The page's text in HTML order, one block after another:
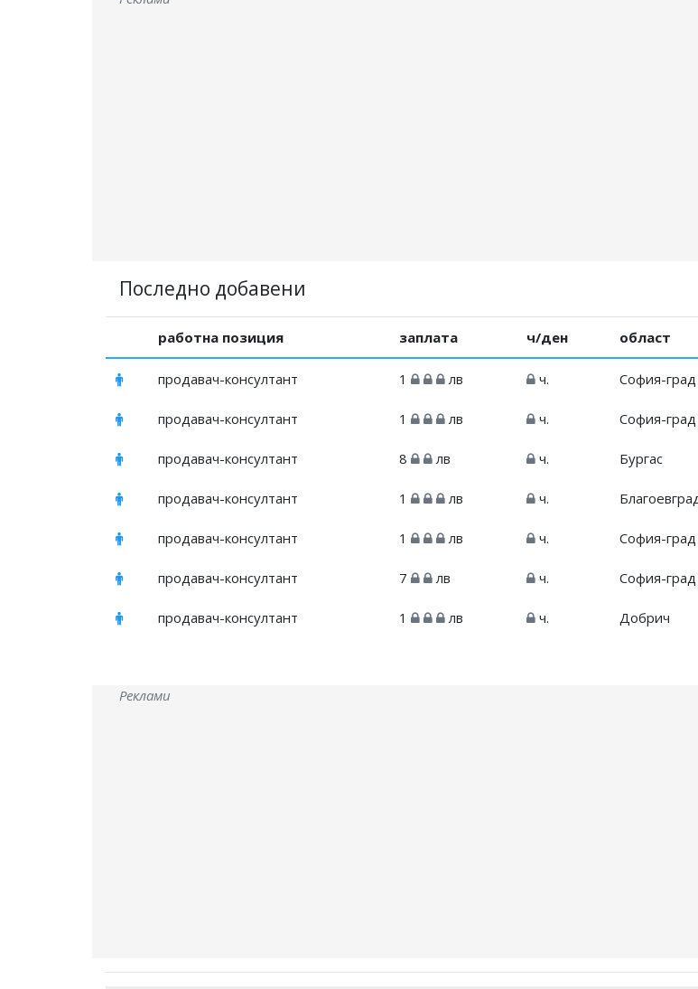
Последно добавени
работна позиция заплата ч/ден област
продавач-консултант 1 лв ч. София-град
продавач-консултант 1 лв ч. София-град
продавач-консултант 8 лв ч. Бургас
продавач-консултант 1 лв ч.
продавач-консултант 1 лв ч. София-град
продавач-консултант 7 лв ч. София-град
продавач-консултант 1 лв ч. Добрич
Реклами